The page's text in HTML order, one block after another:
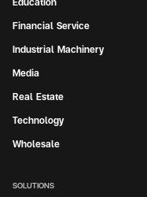
SOLUTIONS
Financial Service
Industrial Machinery
Media
Real Estate
Technology
Wholesale